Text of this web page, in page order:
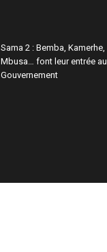
Sama 2 : Bemba, Kamerhe,
Mbusa… font leur entrée au
Gouvernement